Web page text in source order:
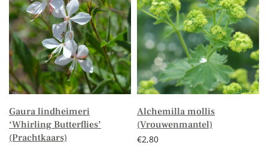
Gaura lindheimeri
‘Whirling Butterflies’
(Prachtkaars)
Alchemilla mollis
(Vrouwenmantel)
€2,80